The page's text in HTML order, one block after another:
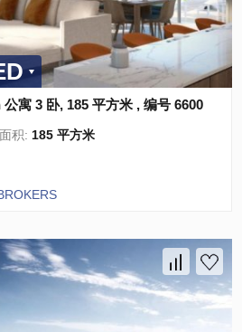
寓 3 卧, 185 平方米 , 编号 6600
积: 185 平方米